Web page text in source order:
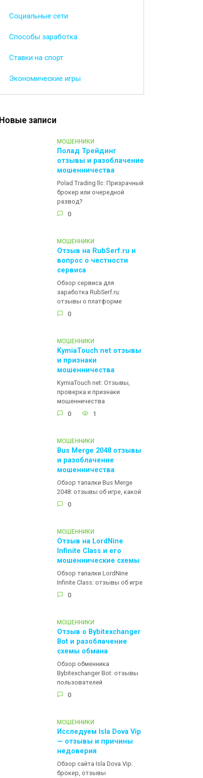
Социальные сети
Способы заработка
Ставки на спорт
Экономические игры
Новые записи
МОШЕННИКИ
Полад Трейдинг
отзывы и разоблачение
мошенничества
Polad Trading llc: Призрачный
брокер или очередной
развод?
0
МОШЕННИКИ
Отзыв на RubSerf.ru и
вопрос о честности
сервиса
Обзор сервиса для
заработка RubSerf.ru:
отзывы о платформе
0
МОШЕННИКИ
KymiaTouch net отзывы
и признаки
мошенничества
KymiaTouch net: Отзывы,
проверка и признаки
мошенничества
0
1
МОШЕННИКИ
Bus Merge 2048 отзывы
и разоблачение
мошенничества
Обзор тапалки Bus Merge
2048: отзывы об игре, какой
0
МОШЕННИКИ
Отзыв на LordNine
Infinite Class и его
мошеннические схемы
Обзор тапалки LordNine
Infinite Class: отзывы об игре
0
МОШЕННИКИ
Отзыв о Bybitexchanger
Bot и разоблачение
схемы обмана
Обзор обменника
Bybitexchanger Bot: отзывы
пользователей
0
МОШЕННИКИ
Исследуем Isla Dova Vip
— отзывы и причины
недоверия
Обзор сайта Isla Dova Vip:
брокер, отзывы